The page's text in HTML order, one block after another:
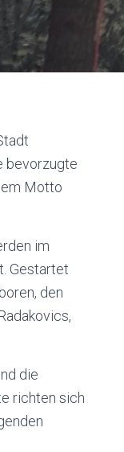
bevorzugte
Motto
im
Gestartet
den
die
richten sich